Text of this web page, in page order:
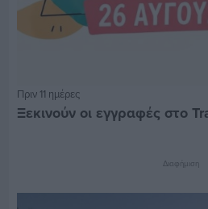
Πριν 11 ημέρες
Ξεκινούν οι εγγραφές στο
Διαφήμιση